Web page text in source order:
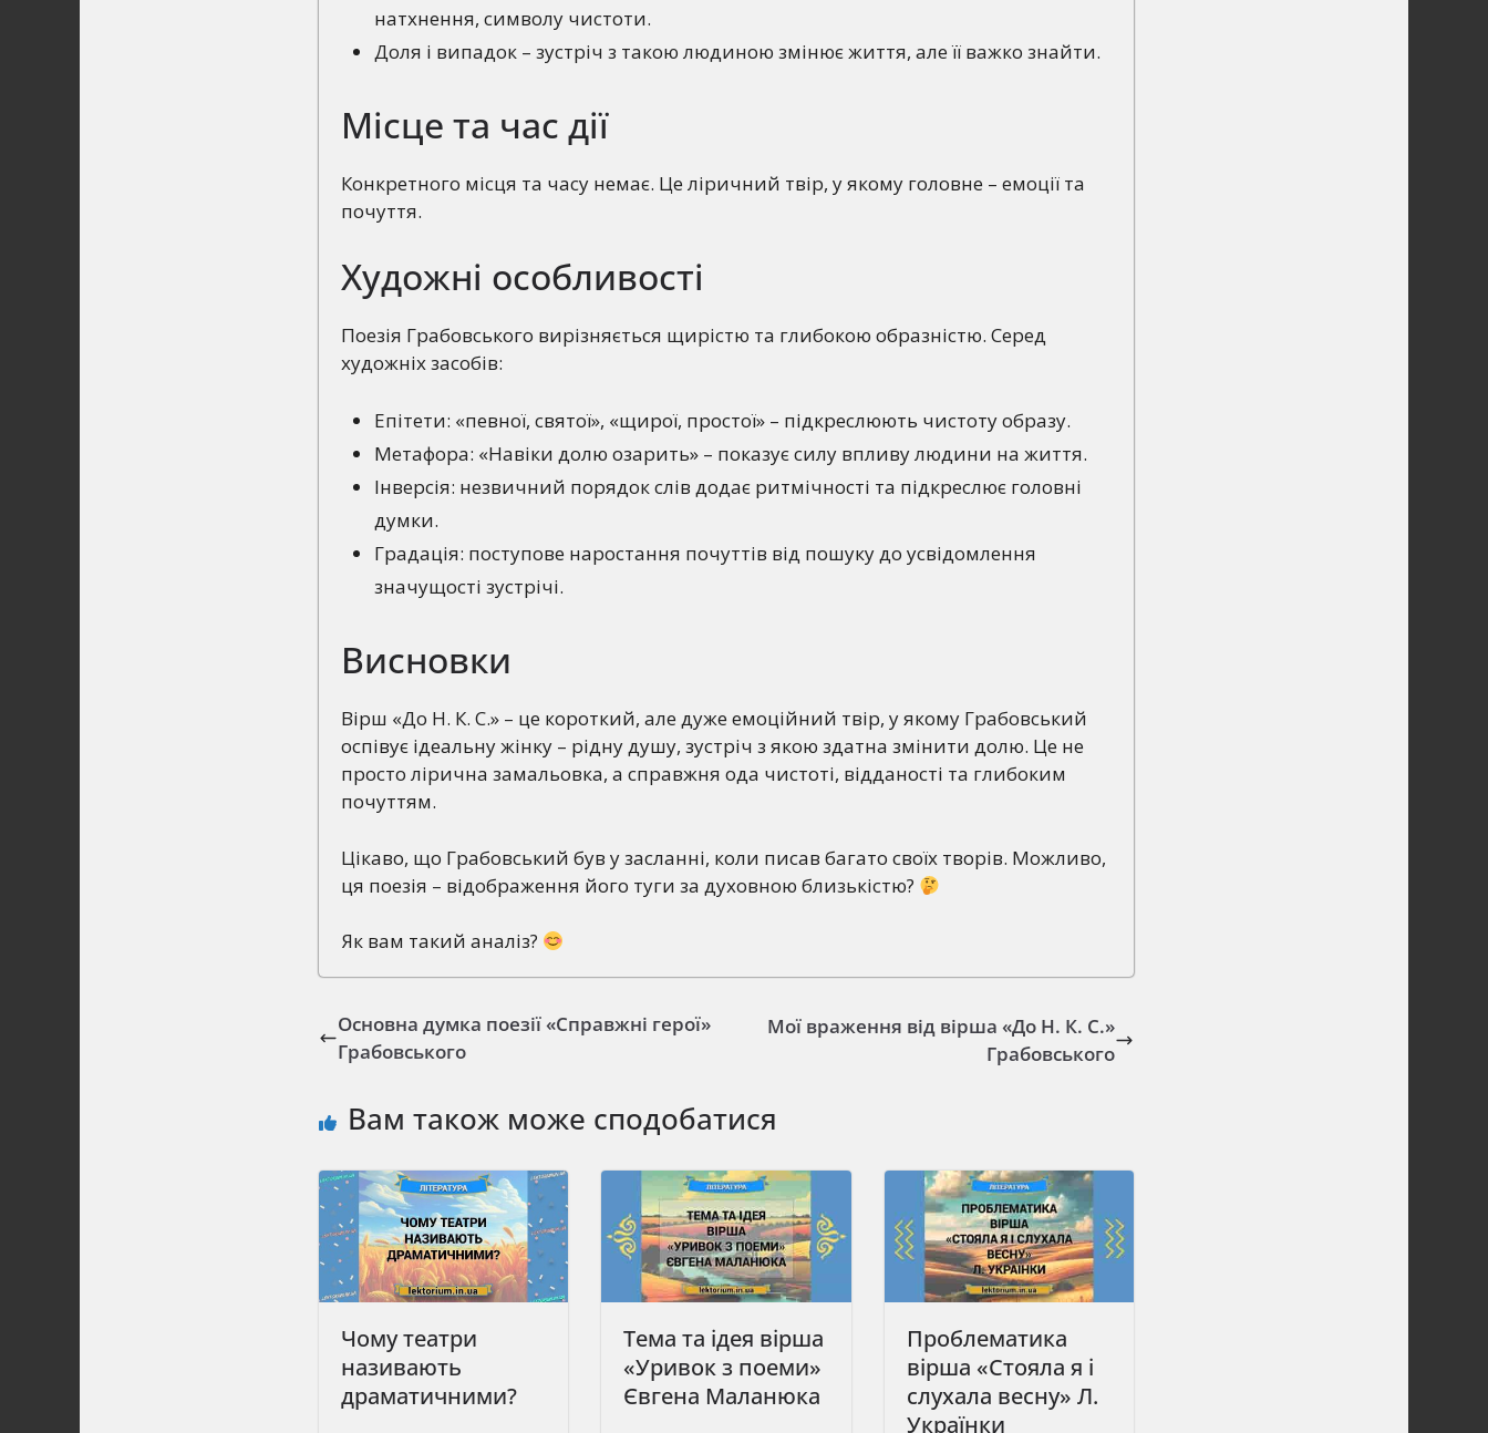
натхнення, символу чистоти.
Доля і випадок – зустріч з такою людиною змінює життя, але її важко знайти.
Місце та час дії
Конкретного місця та часу немає. Це ліричний твір, у якому головне – емоції та
почуття.
Художні особливості
Поезія Грабовського вирізняється щирістю та глибокою образністю. Серед
художніх засобів:
Епітети: «певної, святої», «щирої, простої» – підкреслюють чистоту образу.
Метафора: «Навіки долю озарить» – показує силу впливу людини на життя.
Інверсія: незвичний порядок слів додає ритмічності та підкреслює головні
думки.
Градація: поступове наростання почуттів від пошуку до усвідомлення
значущості зустрічі.
Висновки
Вірш «До Н. К. С.» – це короткий, але дуже емоційний твір, у якому Грабовський
оспівує ідеальну жінку – рідну душу, зустріч з якою здатна змінити долю. Це не
просто лірична замальовка, а справжня ода чистоті, відданості та глибоким
почуттям.
Цікаво, що Грабовський був у засланні, коли писав багато своїх творів. Можливо,
ця поезія – відображення його туги за духовною близькістю?
Як вам такий аналіз?
Основна думка поезії «Справжні герої»
Грабовського
Мої враження від вірша «До Н. К. С.»
Грабовського
Вам також може сподобатися
Чому театри
називають
драматичними?
Тема та ідея вірша
«Уривок з поеми»
Євгена Маланюка
Проблематика
вірша «Стояла я і
слухала весну» Л.
Українки